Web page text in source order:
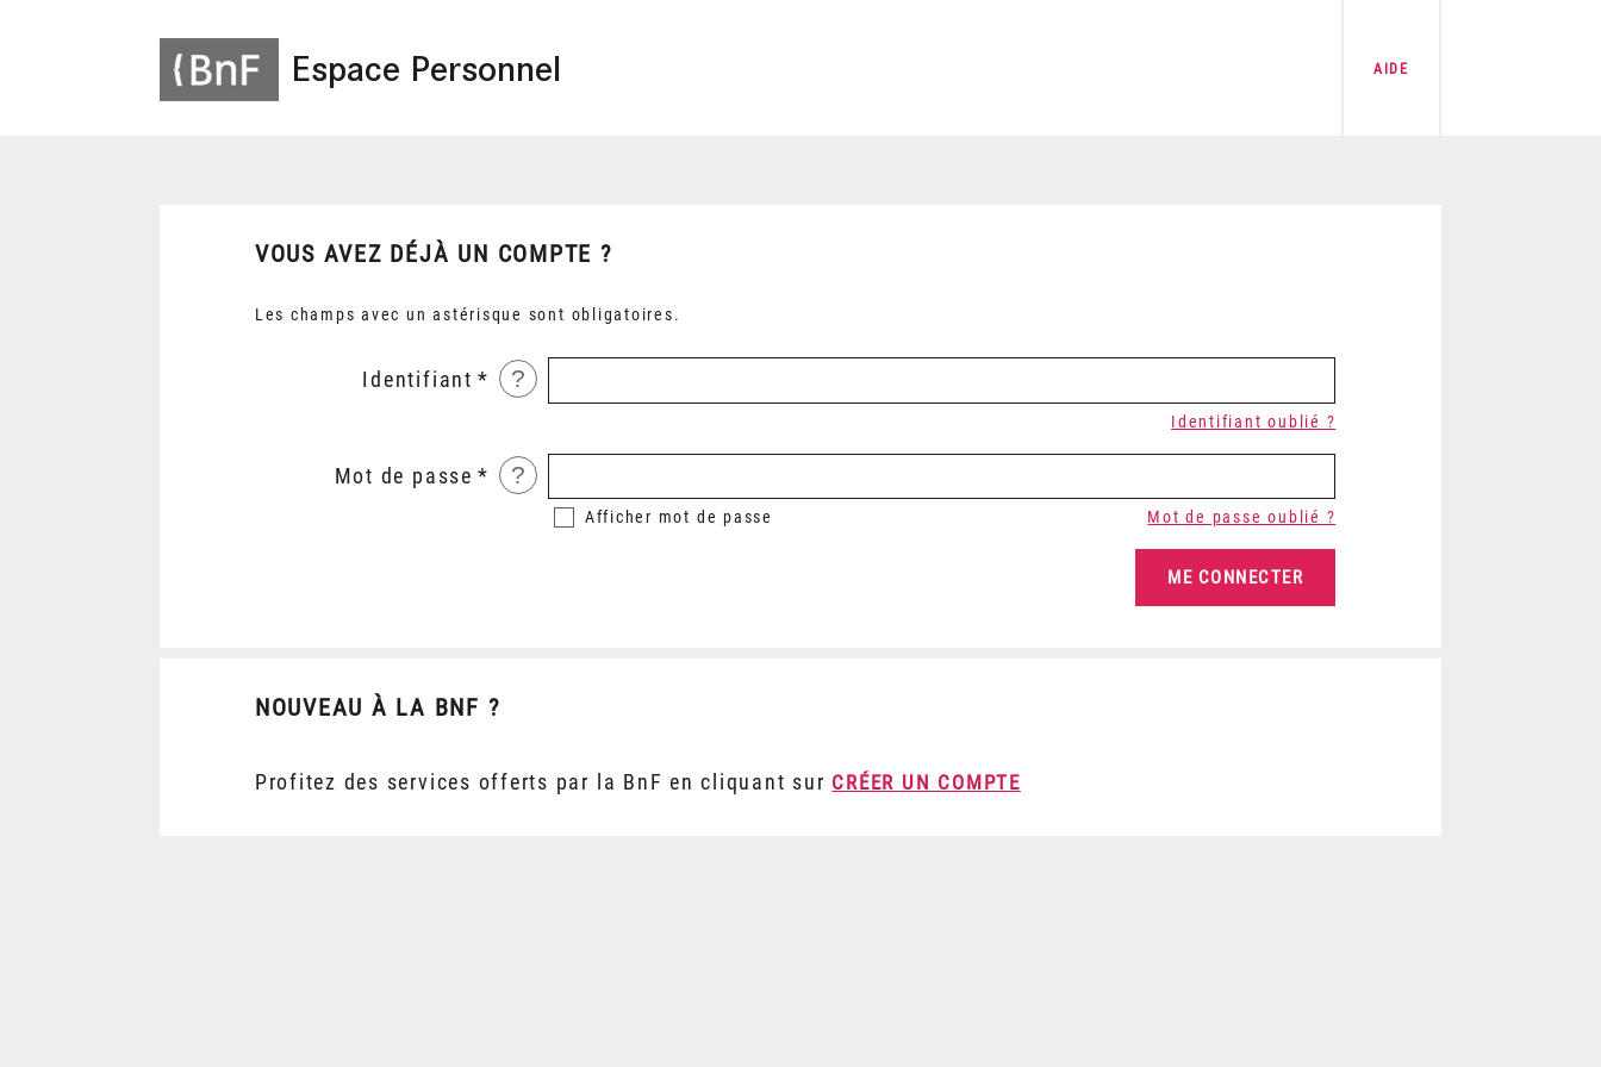
Espace Personnel AIDE
VOUS AVEZ DÉJÀ UN COMPTE ?
Les champs avec un astérisque sont obligatoires.
Identifiant ?
Identifiant oublié ?
Mot de passe ?
Afficher mot de passe Mot de passe oublié ?
NOUVEAU À LA BNF ?
Profitez des services offerts par la BnF en cliquant sur CRÉER UN COMPTE